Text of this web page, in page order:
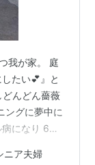
我が家。 庭
たい💕』と
んどん薔薇
ングに夢中に
になり 6月
の作業量に
ニア夫婦